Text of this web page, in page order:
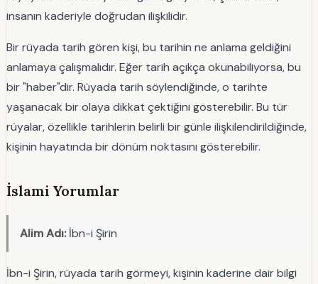
insanın kaderiyle doğrudan ilişkilidir.
Bir rüyada tarih gören kişi, bu tarihin ne anlama geldiğini
anlamaya çalışmalıdır. Eğer tarih açıkça okunabiliyorsa, bu
bir "haber"dir. Rüyada tarih söylendiğinde, o tarihte
yaşanacak bir olaya dikkat çektiğini gösterebilir. Bu tür
rüyalar, özellikle tarihlerin belirli bir günle ilişkilendirildiğinde,
kişinin hayatında bir dönüm noktasını gösterebilir.
İslami Yorumlar
Alim Adı:İbn-i Şirin
İbn-i Şirin, rüyada tarih görmeyi, kişinin kaderine dair bilgi